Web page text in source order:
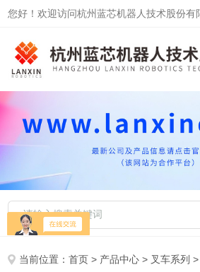
您好！欢迎访问杭州蓝芯机器人技术股份有
当前位置：首页 > 产品中心 > 叉车系列